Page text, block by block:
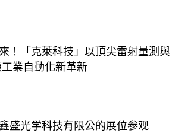
！「克萊科技」以頂尖雷射量測與
業自動化新革新
盛光学科技有限公的展位参观